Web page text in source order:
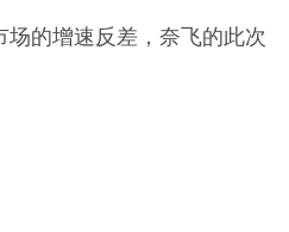
的增速反差，奈飞的此次